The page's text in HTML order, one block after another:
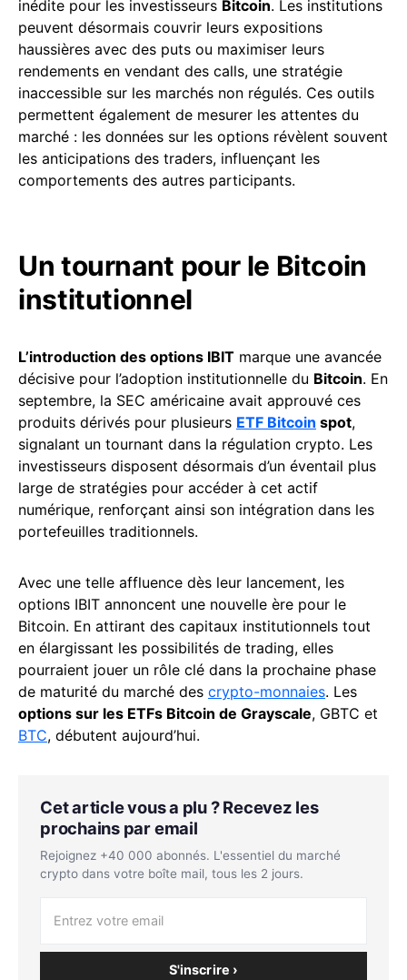
inédite pour les investisseurs Bitcoin. Les institutions
peuvent désormais couvrir leurs expositions
haussières avec des puts ou maximiser leurs
rendements en vendant des calls, une stratégie
inaccessible sur les marchés non régulés. Ces outils
permettent également de mesurer les attentes du
marché : les données sur les options révèlent souvent
les anticipations des traders, influençant les
comportements des autres participants.
Un tournant pour le Bitcoin
institutionnel
L’introduction des options IBIT marque une avancée
décisive pour l’adoption institutionnelle du Bitcoin. En
septembre, la SEC américaine avait approuvé ces
produits dérivés pour plusieurs ETF Bitcoin spot,
signalant un tournant dans la régulation crypto. Les
investisseurs disposent désormais d’un éventail plus
large de stratégies pour accéder à cet actif
numérique, renforçant ainsi son intégration dans les
portefeuilles traditionnels.
Avec une telle affluence dès leur lancement, les
options IBIT annoncent une nouvelle ère pour le
Bitcoin. En attirant des capitaux institutionnels tout
en élargissant les possibilités de trading, elles
pourraient jouer un rôle clé dans la prochaine phase
de maturité du marché des crypto-monnaies. Les
options sur les ETFs Bitcoin de Grayscale, GBTC et
BTC, débutent aujourd’hui.
Cet article vous a plu ? Recevez les
prochains par email
Rejoignez +40 000 abonnés. L'essentiel du marché
crypto dans votre boîte mail, tous les 2 jours.
S'inscrire ›